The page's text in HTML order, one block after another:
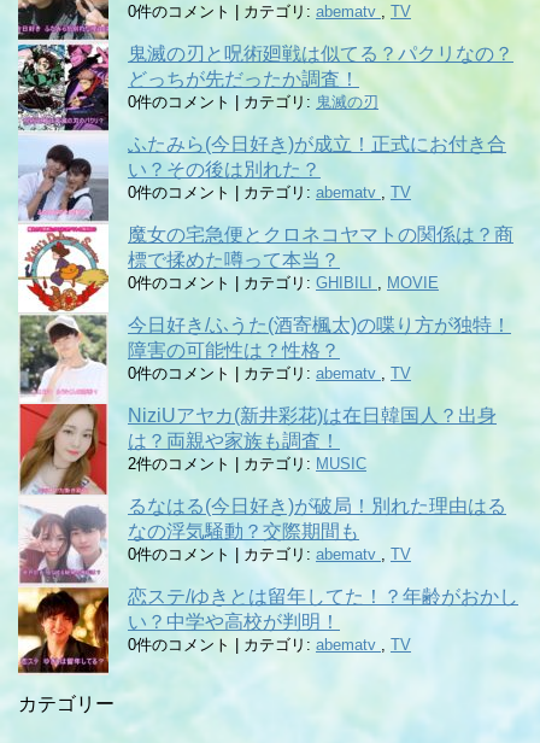
0件のコメント カテゴリ: abematv , TV
鬼滅の刃と呪術廻戦は似てる？パクリなの？
どっちが先だったか調査！
0件のコメント カテゴリ: 鬼滅の刃
ふたみら(今日好き)が成立！正式にお付き合
い？その後は別れた？
0件のコメント カテゴリ: abematv , TV
魔女の宅急便とクロネコヤマトの関係は？商
標で揉めた噂って本当？
0件のコメント カテゴリ: GHIBILI , MOVIE
今日好き/ふうた(酒寄楓太)の喋り方が独特！
障害の可能性は？性格？
0件のコメント カテゴリ: abematv , TV
NiziUアヤカ(新井彩花)は在日韓国人？出身
は？両親や家族も調査！
2件のコメント カテゴリ: MUSIC
るなはる(今日好き)が破局！別れた理由はる
なの浮気騒動？交際期間も
0件のコメント カテゴリ: abematv , TV
恋ステ/ゆきとは留年してた！？年齢がおかし
い？中学や高校が判明！
0件のコメント カテゴリ: abematv , TV
カテゴリー